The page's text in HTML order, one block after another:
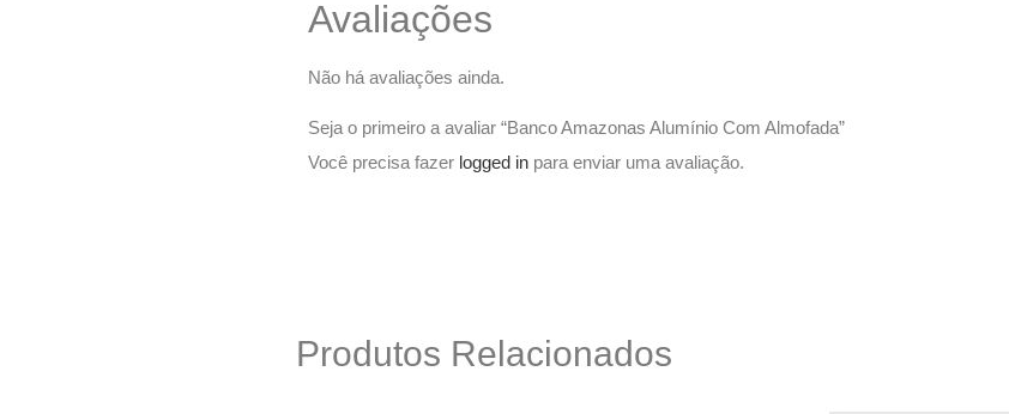
Avaliações
Não há avaliações ainda.
Seja o primeiro a avaliar “Banco Amazonas Alumínio Com Almofada”
Você precisa fazer logged in para enviar uma avaliação.
Produtos Relacionados